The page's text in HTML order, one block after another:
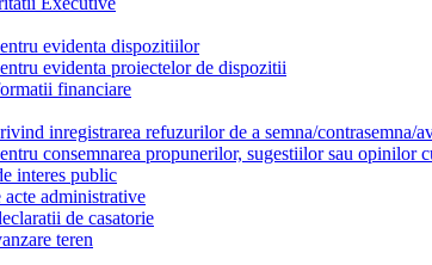
evidenta dispozitiilor
evidenta proiectelor de dispozitii
financiare
inregistrarea refuzurilor de a semna/contrasemna/
consemnarea propunerilor, sugestiilor sau
interes public
acte administrative
de casatorie
teren